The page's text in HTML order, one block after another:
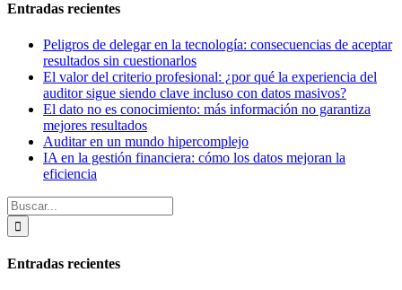
Entradas recientes
Peligros de delegar en la tecnología: consecuencias de aceptar
resultados sin cuestionarlos
El valor del criterio profesional: ¿por qué la experiencia del
auditor sigue siendo clave incluso con datos masivos?
El dato no es conocimiento: más información no garantiza
mejores resultados
Auditar en un mundo hipercomplejo
IA en la gestión financiera: cómo los datos mejoran la
eficiencia
Buscar:
Entradas recientes